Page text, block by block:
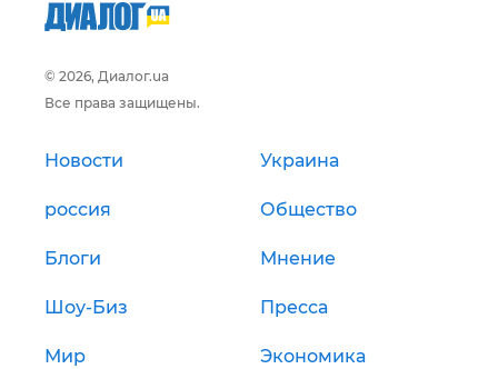
© 2026, Диалог.ua
Все права защищены.
Новости Украина
россия Общество
Блоги Мнение
Шоу-Биз Пресса
Мир Экономика